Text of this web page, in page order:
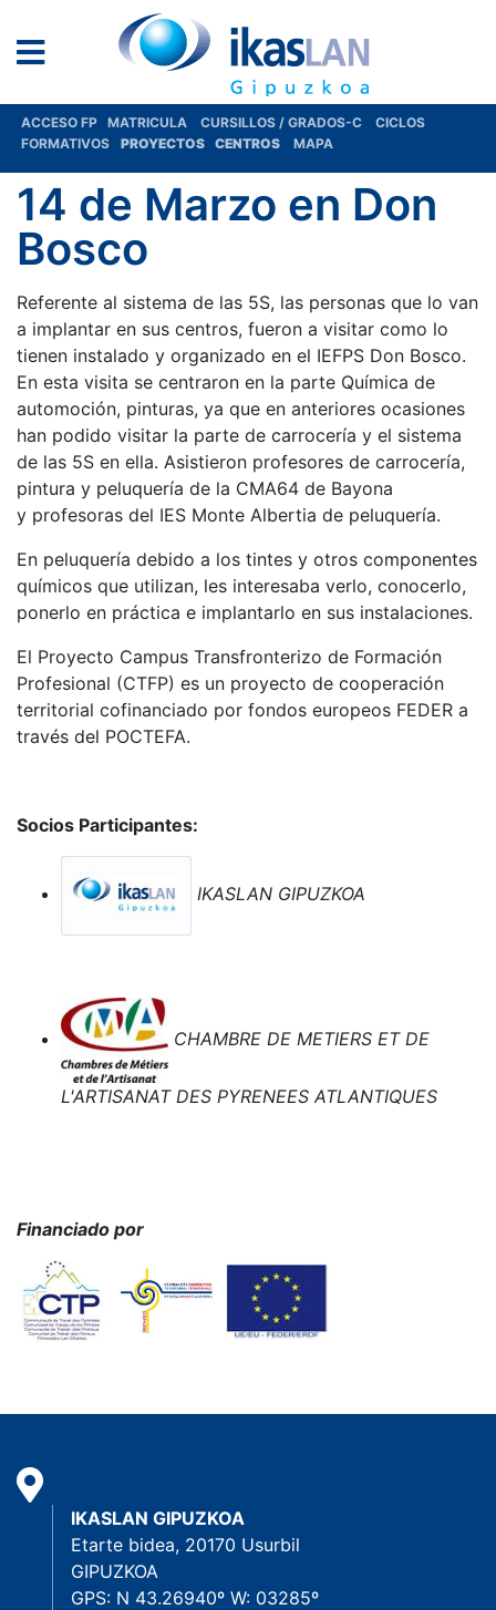
ACCESO FP MATRICULA CURSILLOS / GRADOS-C
CICLOS
FORMATIVOS
PROYECTOS CENTROS MAPA
14 de Marzo en Don
Bosco
Referente al sistema de las 5S, las personas que lo van
a implantar en sus centros, fueron a visitar como lo
tienen instalado y organizado en el IEFPS Don Bosco.
En esta visita se centraron en la parte Química de
automoción, pinturas, ya que en anteriores ocasiones
han podido visitar la parte de carrocería y el sistema
de las 5S en ella. Asistieron profesores de carrocería,
pintura y peluquería de la CMA64 de Bayona
y profesoras del IES Monte Albertia de peluquería.
En peluquería debido a los tintes y otros componentes
químicos que utilizan, les interesaba verlo, conocerlo,
ponerlo en práctica e implantarlo en sus instalaciones.
El Proyecto Campus Transfronterizo de Formación
Profesional (CTFP) es un proyecto de cooperación
territorial cofinanciado por fondos europeos FEDER a
través del POCTEFA.
Socios Participantes:
IKASLAN GIPUZKOA
CHAMBRE DE METIERS ET DE
L'ARTISANAT DES PYRENEES ATLANTIQUES
Financiado por
IKASLAN GIPUZKOA
Etarte bidea, 20170 Usurbil
GIPUZKOA
GPS: N 43.26940º W: 03285º